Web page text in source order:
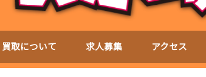
買取について 求人募集 アクセス